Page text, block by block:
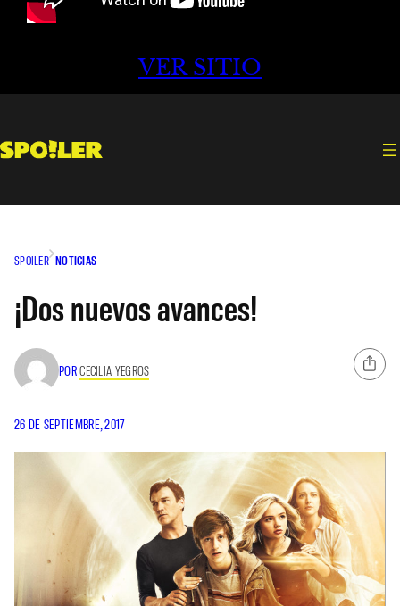
VER SITIO
SPOILER NOTICIAS
¡Dos nuevos avances!
PORCECILIA YEGROS
26 DE SEPTIEMBRE, 2017